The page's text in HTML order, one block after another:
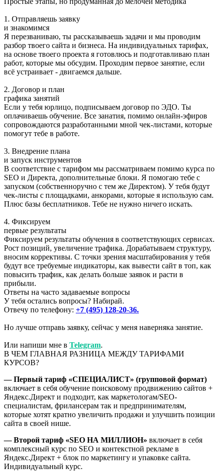
1. Отправляешь заявку
и знакомимся
Я перезваниваю, ты рассказываешь задачи и мы проводим
разбор твоего сайта и бизнеса. На индивидуальных тарифах,
на основе твоего проекта я готовлюсь и подготавливаю план
работ, которые мы обсудим. Проходим первое занятие, если
всё устраивает - двигаемся дальше.
2. Договор и план
графика занятий
Если у тебя юрлицо, подписываем договор по ЭДО. Ты
оплачиваешь обучение. Все занатия, помимо онлайн-эфиров
сопровождаются разработанными мной чек-листами, которые
помогут тебе в работе.
3. Внедрение плана
и запуск инструментов
В соответствие с тарифом мы рассматриваем помимо курса по
SEO и Директа, дополнительные блоки. Я помогаю тебе с
запуском (собственноручно с тем же Директом). У тебя будут
чек-листы с площадками, анкорами, которые я использую сам.
Плюс базы бесплатников. Тебе не нужно ничего искать.
4. Фиксируем
первые результаты
Фиксируем результаты обучения в соответствующих сервисах.
Рост позиций, увеличение трафика. Дорабатываем структуру,
вносим коррективы. С точки зрения масштабирования у тебя
будут все требуемые индикаторы, как вывести сайт в топ, как
повысить трафик, как делать больше заявок и расти в
прибыли.
Ответы на часто задаваемые вопросы
У тебя остались вопросы? Набирай.
Отвечу по телефону: +7 (495) 128-20-36.
Но лучше отправь заявку, сейчас у меня наверняка занятие.
Или напиши мне в Telegram.
В ЧЕМ ГЛАВНАЯ РАЗНИЦА МЕЖДУ ТАРИФАМИ
КУРСОВ?
— Первый тариф «СПЕЦИАЛИСТ» (групповой формат)
включает в себя обучение поисковому продвижению сайтов +
Яндекс.Директ и подходит, как маркетологам/SEO-
специалистам, фрилансерам так и предпринимателям,
которые хотят кратно увеличить продажи и улучшить позиции
сайта в своей нише.
— Второй тариф «SEO НА МИЛЛИОН» включает в себя
комплексный курс по SEO и контекстной рекламе в
Яндекс.Директ + блок по маркетингу и упаковке сайта.
Индивидуальный курс.